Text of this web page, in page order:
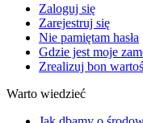
Zaloguj się
Zarejestruj się
Nie pamiętam hasła
Gdzie jest moje
Zrealizuj bon
Warto wiedzieć